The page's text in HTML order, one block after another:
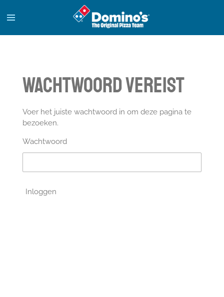
direct
Wachtwoord vereist
Voer het juiste wachtwoord in om deze pagina te
bezoeken.
Wachtwoord
Inloggen